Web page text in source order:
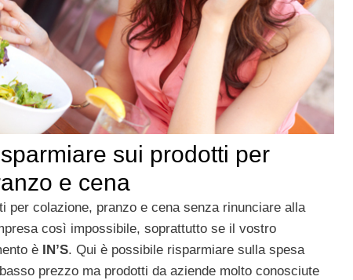
sui prodotti per
e cena
per colazione, pranzo e cena senza rinunciare alla
così impossibile, soprattutto se il vostro
è IN’S. Qui è possibile risparmiare sulla spesa
prezzo ma prodotti da aziende molto conosciute